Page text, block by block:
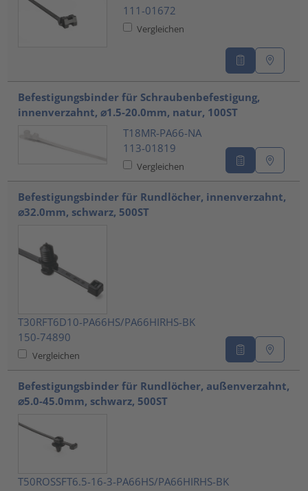
111-01672
Vergleichen
Befestigungsbinder für Schraubenbefestigung,
innenverzahnt, ⌀1.5-20.0mm, natur, 100ST
T18MR-PA66-NA
113-01819
Vergleichen
Befestigungsbinder für Rundlöcher, innenverzahnt,
⌀32.0mm, schwarz, 500ST
T30RFT6D10-PA66HS/PA66HIRHS-BK
150-74890
Vergleichen
Befestigungsbinder für Rundlöcher, außenverzahnt,
⌀5.0-45.0mm, schwarz, 500ST
T50ROSSFT6.5-16-3-PA66HS/PA66HIRHS-BK